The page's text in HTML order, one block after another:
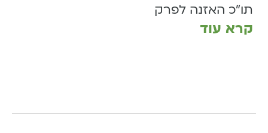
תו״כ האזנה לפרק
קרא עוד